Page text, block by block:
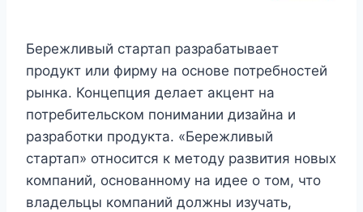
Бережливый стартап разрабатывает
продукт или фирму на основе потребностей
рынка. Концепция делает акцент на
потребительском понимании дизайна и
разработки продукта. «Бережливый
стартап» относится к методу развития новых
компаний, основанному на идее о том, что
владельцы компаний должны изучать,